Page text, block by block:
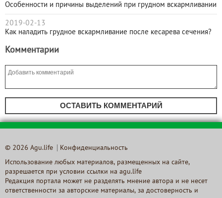
Особенности и причины выделений при грудном вскармливании
2019-02-13
Как наладить грудное вскармливание после кесарева сечения?
Комментарии
ОСТАВИТЬ КОММЕНТАРИЙ
© 2026 Agu.life Конфиденциальность
Использование любых материалов, размещенных на сайте,
разрешается при условии ссылки на agu.life
Редакция портала может не разделять мнение автора и не несет
ответственности за авторские материалы, за достоверность и